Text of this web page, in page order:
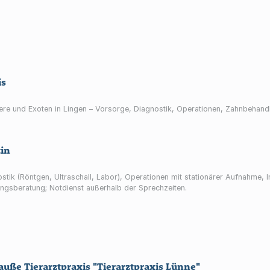
und Exoten in Lingen – Vorsorge, Diagnostik, Operationen,
(Röntgen, Ultraschall, Labor), Operationen mit stationärer Aufnahme,
Notdienst außerhalb der Sprechzeiten.
Tierarztpraxis "Tierarztpraxis Lünne"